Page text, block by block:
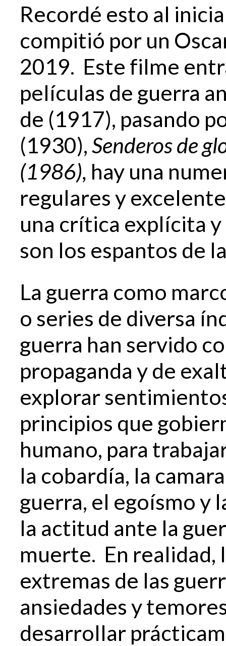
Recordé esto al
compitió por un
2019. Este filme
películas de guerra
de (1917), pasando
(1930),Senderos de
(1986), hay una
regulares y
una crítica explícita
son los espantos de
La guerra como
o series de diversa
guerra han servido
propaganda y de
explorar
principios que
humano, para
la cobardía, la
guerra, el egoísmo y
la actitud ante la
muerte. En realidad,
extremas de las
ansiedades y
desarrollar